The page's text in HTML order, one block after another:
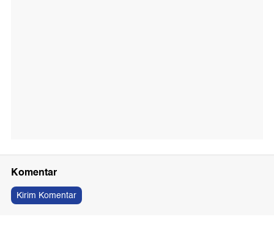
Komentar
Kirim Komentar